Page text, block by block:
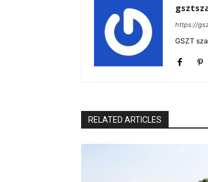
https://
GSZT
RELATED ARTICLES